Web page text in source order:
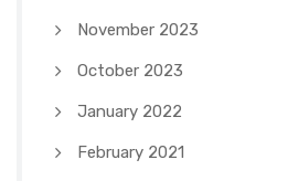
November 2023
October 2023
January 2022
February 2021